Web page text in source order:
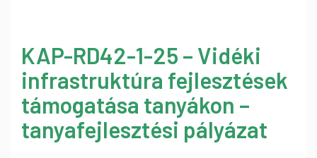
KAP-RD42-1-25 – Vidéki
infrastruktúra fejlesztések
támogatása tanyákon –
tanyafejlesztési pályázat